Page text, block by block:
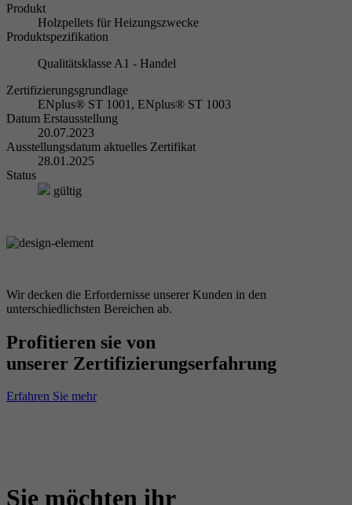
Produkt
Holzpellets für Heizungszwecke
Produktspezifikation
Qualitätsklasse A1 - Handel
Zertifizierungsgrundlage
ENplus® ST 1001, ENplus® ST 1003
Datum Erstausstellung
20.07.2023
Ausstellungsdatum aktuelles Zertifikat
28.01.2025
Status
gültig
Wir decken die Erfordernisse unserer Kunden in den
unterschiedlichsten Bereichen ab.
Profitieren sie von
unserer Zertifizierungserfahrung
Erfahren Sie mehr
Sie möchten ihr